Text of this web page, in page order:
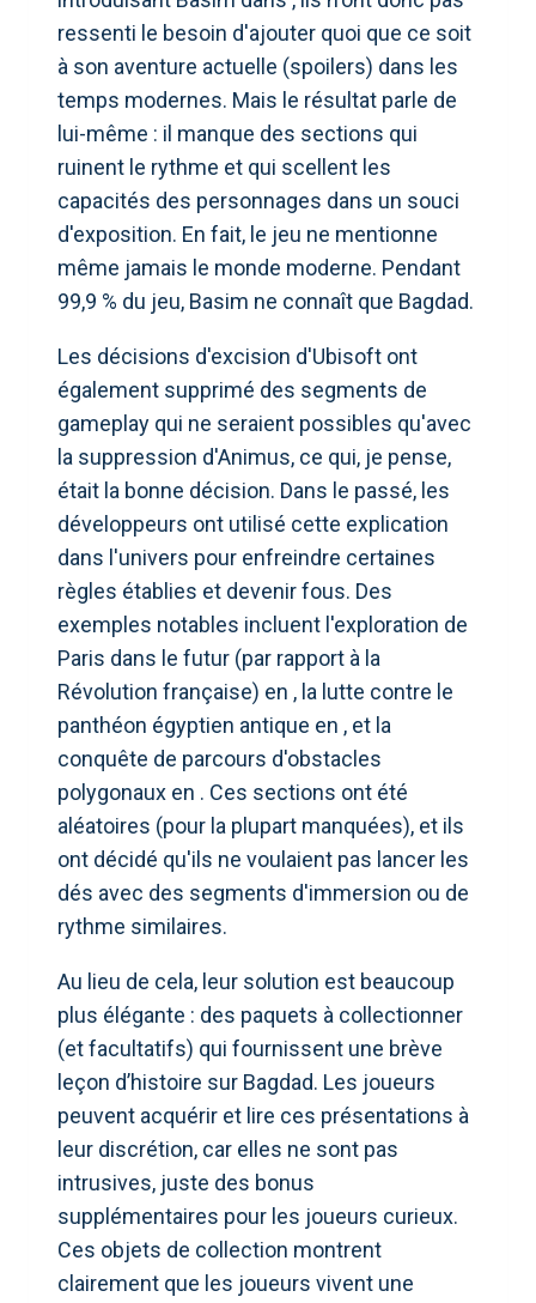
ressenti le besoin d'ajouter quoi que ce soit
à son aventure actuelle (spoilers) dans les
temps modernes. Mais le résultat parle de
lui-même : il manque des sections qui
ruinent le rythme et qui scellent les
capacités des personnages dans un souci
d'exposition. En fait, le jeu ne mentionne
même jamais le monde moderne. Pendant
99,9 % du jeu, Basim ne connaît que Bagdad.
Les décisions d'excision d'Ubisoft ont
également supprimé des segments de
gameplay qui ne seraient possibles qu'avec
la suppression d'Animus, ce qui, je pense,
était la bonne décision. Dans le passé, les
développeurs ont utilisé cette explication
dans l'univers pour enfreindre certaines
règles établies et devenir fous. Des
exemples notables incluent l'exploration de
Paris dans le futur (par rapport à la
Révolution française) en , la lutte contre le
panthéon égyptien antique en , et la
conquête de parcours d'obstacles
polygonaux en . Ces sections ont été
aléatoires (pour la plupart manquées), et ils
ont décidé qu'ils ne voulaient pas lancer les
dés avec des segments d'immersion ou de
rythme similaires.
Au lieu de cela, leur solution est beaucoup
plus élégante : des paquets à collectionner
(et facultatifs) qui fournissent une brève
leçon d’histoire sur Bagdad. Les joueurs
peuvent acquérir et lire ces présentations à
leur discrétion, car elles ne sont pas
intrusives, juste des bonus
supplémentaires pour les joueurs curieux.
Ces objets de collection montrent
clairement que les joueurs vivent une